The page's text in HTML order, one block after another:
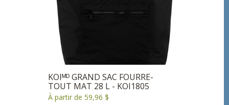
KOIᴹᴰ GRAND SAC FOURRE-
TOUT MAT 28 L - KOI1805
À partir de 59,96 $